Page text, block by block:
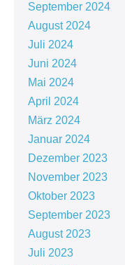
September 2024
August 2024
Juli 2024
Juni 2024
Mai 2024
April 2024
März 2024
Januar 2024
Dezember 2023
November 2023
Oktober 2023
September 2023
August 2023
Juli 2023